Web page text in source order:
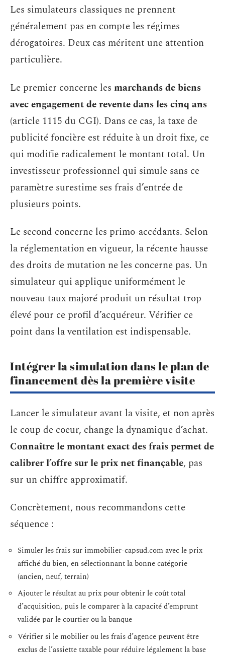
Les simulateurs classiques ne prennent
généralement pas en compte les régimes
dérogatoires. Deux cas méritent une attention
particulière.
Le premier concerne les marchands de biens
avec engagement de revente dans les cinq ans
(article 1115 du CGI). Dans ce cas, la taxe de
publicité foncière est réduite à un droit fixe, ce
qui modifie radicalement le montant total. Un
investisseur professionnel qui simule sans ce
paramètre surestime ses frais d’entrée de
plusieurs points.
Le second concerne les primo-accédants. Selon
la réglementation en vigueur, la récente hausse
des droits de mutation ne les concerne pas. Un
simulateur qui applique uniformément le
nouveau taux majoré produit un résultat trop
élevé pour ce profil d’acquéreur. Vérifier ce
point dans la ventilation est indispensable.
Intégrer la simulation dans le plan de
financement dès la première visite
Lancer le simulateur avant la visite, et non après
le coup de coeur, change la dynamique d’achat.
Connaître le montant exact des frais permet de
calibrer l’offre sur le prix net finançable, pas
sur un chiffre approximatif.
Concrètement, nous recommandons cette
séquence :
Simuler les frais sur immobilier-capsud.com avec le prix
affiché du bien, en sélectionnant la bonne catégorie
(ancien, neuf, terrain)
Ajouter le résultat au prix pour obtenir le coût total
d’acquisition, puis le comparer à la capacité d’emprunt
validée par le courtier ou la banque
Vérifier si le mobilier ou les frais d’agence peuvent être
exclus de l’assiette taxable pour réduire légalement la base